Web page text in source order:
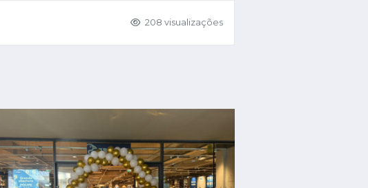
208 visualizações